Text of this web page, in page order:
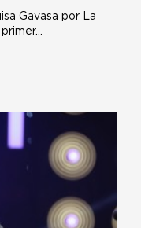
Gavasa por La